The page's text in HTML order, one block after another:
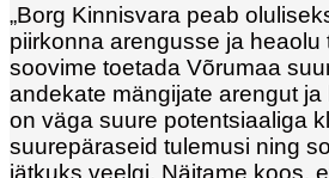
„Borg Kinnisvara peab
piirkonna arengusse ja heaolu
soovime toetada Võrumaa
andekate mängijate arengut
on väga suure potentsiaaliga
suurepäraseid tulemusi ning
jätkuks veelgi. Näitame koos,